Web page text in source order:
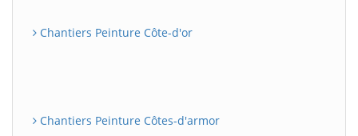
Chantiers Peinture Côte-d'or
Chantiers Peinture Côtes-d'armor